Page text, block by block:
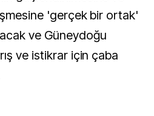
'gerçek bir ortak'
ve Güneydoğu
ve istikrar için çaba